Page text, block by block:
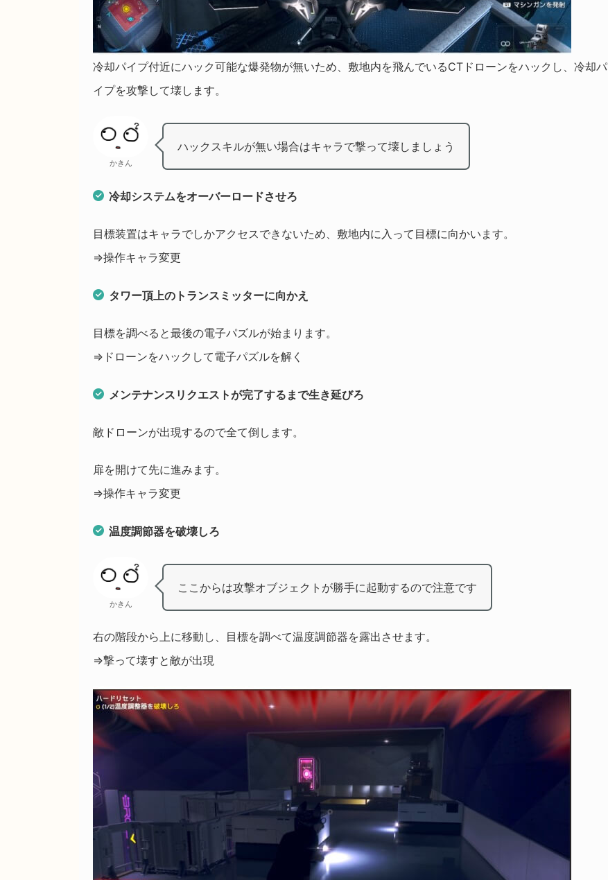
冷却パイプ付近にハック可能な爆発物が無いため、敷地内を飛んでいるCTドローンをハックし、冷却パ
イプを攻撃して壊します。
かきん
ハックスキルが無い場合はキャラで撃って壊しましょう
冷却システムをオーバーロードさせろ
目標装置はキャラでしかアクセスできないため、敷地内に入って目標に向かいます。
⇒操作キャラ変更
タワー頂上のトランスミッターに向かえ
目標を調べると最後の電子パズルが始まります。
⇒ドローンをハックして電子パズルを解く
メンテナンスリクエストが完了するまで生き延びろ
敵ドローンが出現するので全て倒します。
扉を開けて先に進みます。
⇒操作キャラ変更
温度調節器を破壊しろ
かきん
ここからは攻撃オブジェクトが勝手に起動するので注意です
右の階段から上に移動し、目標を調べて温度調節器を露出させます。
⇒撃って壊すと敵が出現